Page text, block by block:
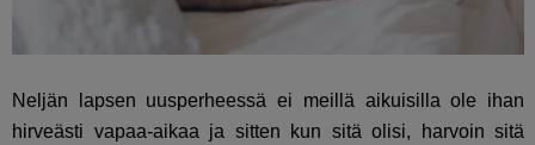
Neljän lapsen uusperheessä ei meillä aikuisilla ole ihan
hirveästi vapaa-aikaa ja sitten kun sitä olisi, harvoin sitä